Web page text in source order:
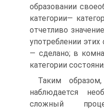
образовании
категории—
отчетливо
употреблении
— сделано; в
категории
Таким
наблюдается
сложный